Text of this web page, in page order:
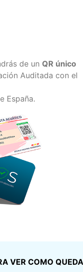
de un QR único
Auditada con el
España.
VER COMO